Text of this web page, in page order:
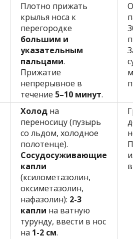
Плотно прижать
крылья носа к
перегородке
большим и
указательным
пальцами.
Прижатие
непрерывное в
течение 5–10 минут.
Холод на
переносицу (пузырь
со льдом, холодное
полотенце).
Сосудосуживающие
капли
(ксилометазолин,
оксиметазолин,
нафазолин): 2-3
капли на ватную
турунду, ввести в нос
на 1-2 см.